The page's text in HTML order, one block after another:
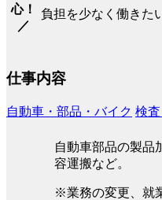
心！
／
負担を少なく働きた
仕事内容
自動車・部品・バイク 検
自動車部品の製品
容運搬など。
※業務の変更、就